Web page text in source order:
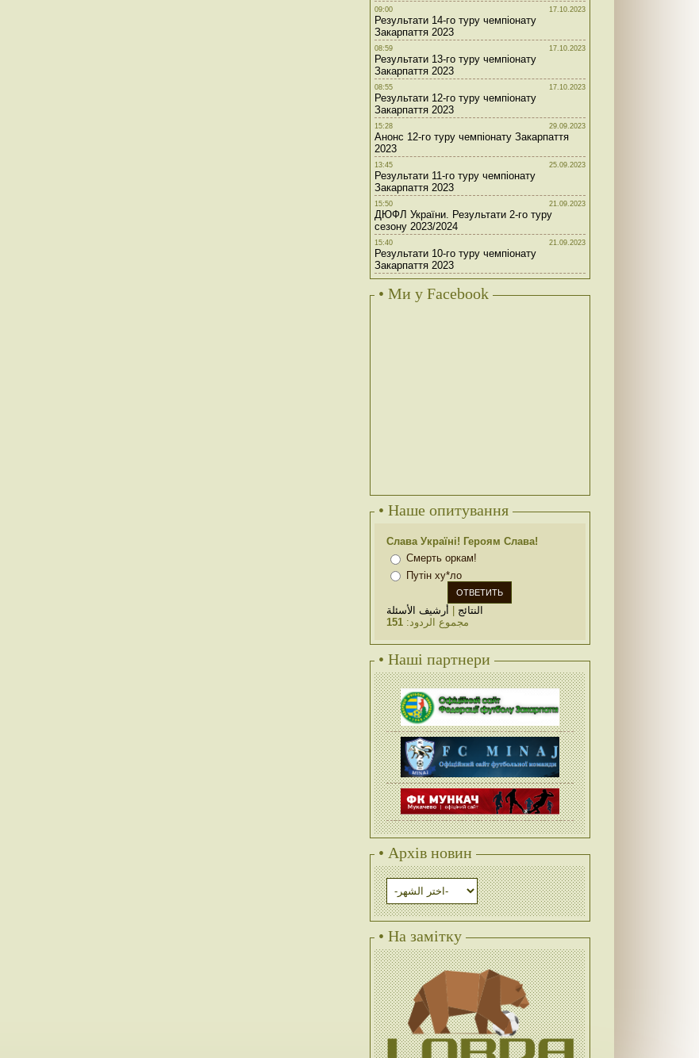
09:00 17.10.2023
Результати 14-го туру чемпіонату
Закарпаття 2023
08:59 17.10.2023
Результати 13-го туру чемпіонату
Закарпаття 2023
08:55 17.10.2023
Результати 12-го туру чемпіонату
Закарпаття 2023
15:28 29.09.2023
Анонс 12-го туру чемпіонату Закарпаття
2023
13:45 25.09.2023
Результати 11-го туру чемпіонату
Закарпаття 2023
15:50 21.09.2023
ДЮФЛ України. Результати 2-го туру
сезону 2023/2024
15:40 21.09.2023
Результати 10-го туру чемпіонату
Закарпаття 2023
• Ми у Facebook
• Наше опитування
Слава Україні! Героям Слава!
Смерть оркам!
Путін ху*ло
النتائج
أرشيف الأسئلة
مجموع الردود:151
• Наші партнери
• Архів новин
• На замітку